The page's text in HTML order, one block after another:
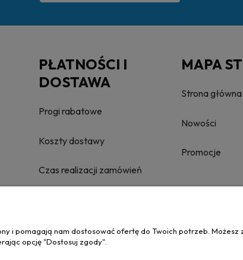
PŁATNOŚCI I
DOSTAWA
Progi rabatowe
Koszty dostawy
Czas realizacji zamówień
MAPA
Strona główna
Nowości
Promocje
i pomagają nam dostosować ofertę do Twoich potrzeb.
opcję "Dostosuj zgody".